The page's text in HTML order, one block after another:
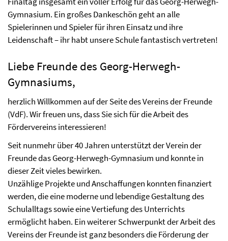
Gymnasium. Ein großes Dankeschön geht an alle
Spielerinnen und Spieler für ihren Einsatz und ihre
Leidenschaft – ihr habt unsere Schule fantastisch vertreten!
Liebe Freunde des Georg-Herwegh-
Gymnasiums,
herzlich Willkommen auf der Seite des Vereins der Freunde
(VdF). Wir freuen uns, dass Sie sich für die Arbeit des
Fördervereins interessieren!
Seit nunmehr über 40 Jahren unterstützt der Verein der
Freunde das Georg-Herwegh-Gymnasium und konnte in
dieser Zeit vieles bewirken.
Unzählige Projekte und Anschaffungen konnten finanziert
werden, die eine moderne und lebendige Gestaltung des
Schulalltags sowie eine Vertiefung des Unterrichts
ermöglicht haben. Ein weiterer Schwerpunkt der Arbeit des
Vereins der Freunde ist ganz besonders die Förderung der